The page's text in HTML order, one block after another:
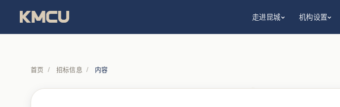
走进昆城 机构设置
首页 / 招标信息 / 内容